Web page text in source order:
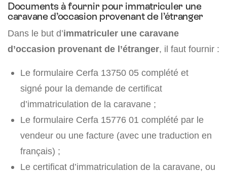
Documents à fournir pour immatriculer une
caravane d’occasion provenant de l’étranger
Dans le but d’immatriculer une caravane
d’occasion provenant de l’étranger, il faut fournir :
Le formulaire Cerfa 13750 05 complété et
signé pour la demande de certificat
d’immatriculation de la caravane ;
Le formulaire Cerfa 15776 01 complété par le
vendeur ou une facture (avec une traduction en
français) ;
Le certificat d’immatriculation de la caravane, ou